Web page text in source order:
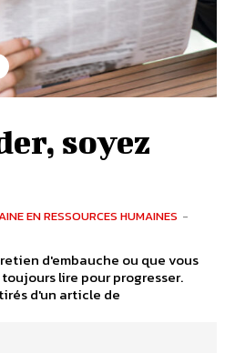
soyez
EN RESSOURCES HUMAINES -
d'embauche ou que vous
lire pour progresser.
d'un article de